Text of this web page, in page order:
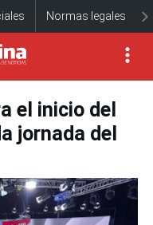
Normas legales
el inicio del
jornada del